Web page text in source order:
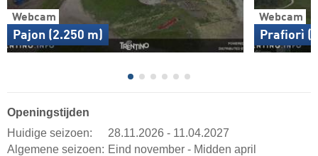
Webcam
Pajon (2.250 m)
Webcam
Prafiorì
Openingstijden
Huidige seizoen:
28.11.2026 - 11.04.2027
Algemene seizoen: Eind november - Midden april